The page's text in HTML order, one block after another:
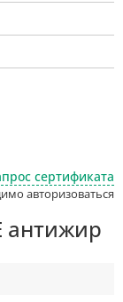
сертификата
авторизоваться
антижир